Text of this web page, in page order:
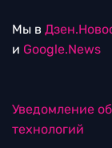
Мы в
и Google.News
Уведомление
технологий